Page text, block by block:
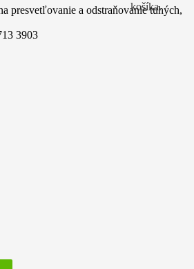
košíka.
presvetľovanie a odstraňovanie tuhých,
3903